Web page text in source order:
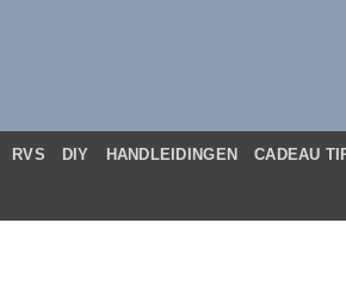
RVS DIY HANDLEIDINGEN CADEAU